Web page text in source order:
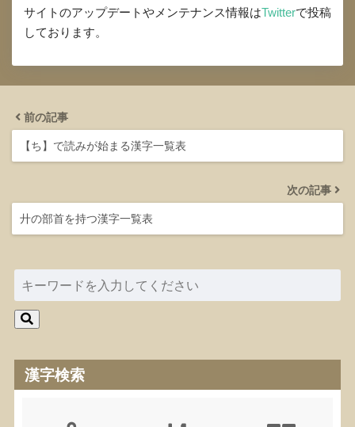
サイトのアップデートやメンテナンス情報はTwitterで投稿
しております。
前の記事
【ち】で読みが始まる漢字一覧表
次の記事
廾の部首を持つ漢字一覧表
漢字検索